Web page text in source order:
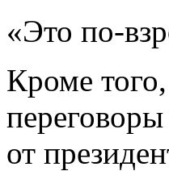
«Это по-
Кроме
от